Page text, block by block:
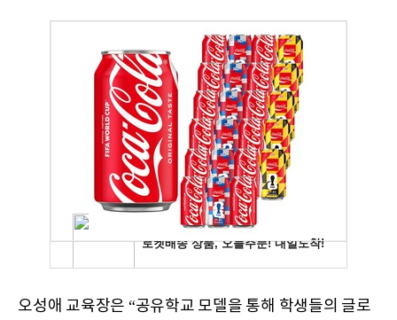
오성애 교육장은 “공유학교 모델을 통해 학생들의 글로